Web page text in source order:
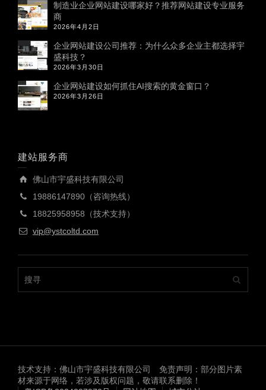
制造业企业网站建设哪家好？推荐网站建设专业服务
商
2026年4月2日
企业网站建设公司推荐：为什么众多企业主都选择宇
盛科技？
2026年3月30日
企业网站建设如何抓住AI搜索的黄金窗口？
2026年3月26日
建站服务商
佛山市宇盛科技有限公司
19886147890（咨询热线）
18825958958（技术支持）
vip@ystcoltd.com
技术支持：佛山市宇盛科技有限公司 免责声明：部分图片素
材来源于网络，若涉及版权问题，敬请联系删除！